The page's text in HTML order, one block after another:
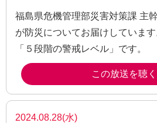
福島県危機管理部災害対策課 主
が防災についてお届けしていま
「５段階の警戒レベル」です。
この放送を聴く
2024.08.28(水)